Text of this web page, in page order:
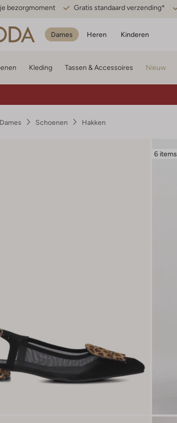
bezorgmoment Gratis standaard verzending*
Dames Heren Kinderen
Kleding Tassen & Accessoires Nieuw
Dames Schoenen Hakken
6 items